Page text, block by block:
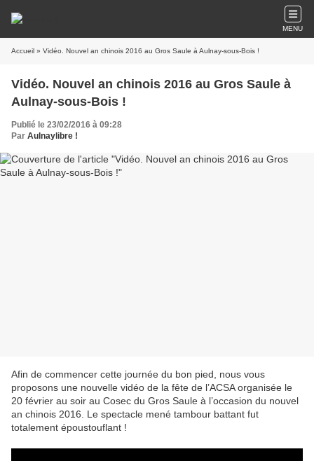
MENU
Accueil » Vidéo. Nouvel an chinois 2016 au Gros Saule à Aulnay-sous-Bois !
Vidéo. Nouvel an chinois 2016 au Gros Saule à
Aulnay-sous-Bois !
Publié le 23/02/2016 à 09:28
Par Aulnaylibre !
Afin de commencer cette journée du bon pied, nous vous
proposons une nouvelle vidéo de la fête de l’ACSA organisée le
20 février au soir au Cosec du Gros Saule à l’occasion du nouvel
an chinois 2016. Le spectacle mené tambour battant fut
totalement époustouflant !